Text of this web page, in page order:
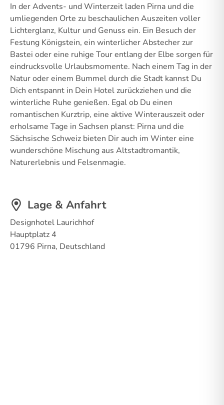
In der Advents- und Winterzeit laden Pirna und die
umliegenden Orte zu beschaulichen Auszeiten voller
Lichterglanz, Kultur und Genuss ein. Ein Besuch der
Festung Königstein, ein winterlicher Abstecher zur
Bastei oder eine ruhige Tour entlang der Elbe sorgen für
eindrucksvolle Urlaubsmomente. Nach einem Tag in der
Natur oder einem Bummel durch die Stadt kannst Du
Dich entspannt in Dein Hotel zurückziehen und die
winterliche Ruhe genießen. Egal ob Du einen
romantischen Kurztrip, eine aktive Winterauszeit oder
erholsame Tage in Sachsen planst: Pirna und die
Sächsische Schweiz bieten Dir auch im Winter eine
wunderschöne Mischung aus Altstadtromantik,
Naturerlebnis und Felsenmagie.
Lage & Anfahrt
Designhotel Laurichhof
Hauptplatz 4
01796 Pirna, Deutschland